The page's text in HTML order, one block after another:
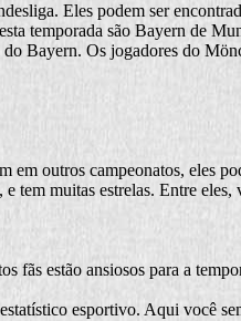
Eles podem ser
temporada são Bayern de
Bayern. Os jogadores do
em outros campeonatos, eles
tem muitas estrelas. Entre
estão ansiosos para a
esportivo. Aqui você